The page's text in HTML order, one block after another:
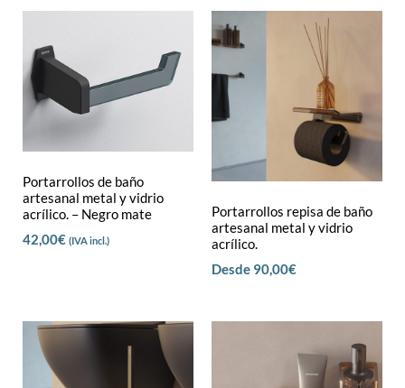
Portarrollos de baño
artesanal metal y vidrio
acrílico. – Negro mate
42,00€ (IVA incl.)
Portarrollos repisa de baño
artesanal metal y vidrio
acrílico.
Desde 90,00€